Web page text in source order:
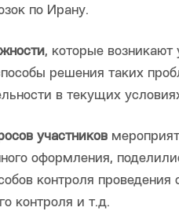
по Ирану.
, которые
решения таких
в текущих
участников
оформления,
контроля
контроля и т.д.